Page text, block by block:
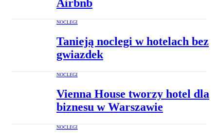
Airbnb
NOCLEGI
Tanieją noclegi w hotelach bez
gwiazdek
NOCLEGI
Vienna House tworzy hotel dla
biznesu w Warszawie
NOCLEGI